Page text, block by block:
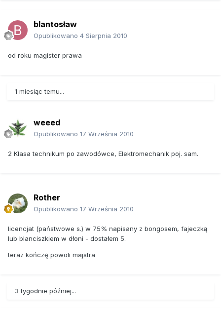
blantosław
Opublikowano 4 Sierpnia 2010
od roku magister prawa
1 miesiąc temu...
weeed
Opublikowano 17 Września 2010
2 Klasa technikum po zawodówce, Elektromechanik poj. sam.
Rother
Opublikowano 17 Września 2010
licencjat (państwowe s.) w 75% napisany z bongosem, fajeczką
lub blanciszkiem w dłoni - dostałem 5.
teraz kończę powoli majstra
3 tygodnie później...